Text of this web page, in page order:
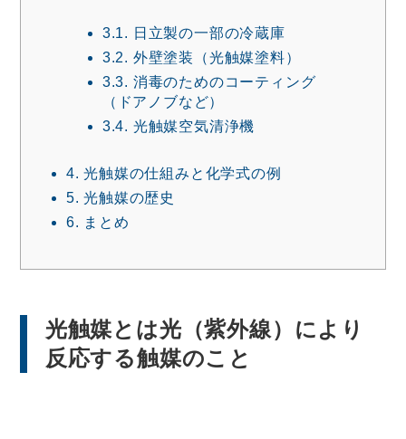
3.1. 日立製の一部の冷蔵庫
3.2. 外壁塗装（光触媒塗料）
3.3. 消毒のためのコーティング
（ドアノブなど）
3.4. 光触媒空気清浄機
4. 光触媒の仕組みと化学式の例
5. 光触媒の歴史
6. まとめ
光触媒とは光（紫外線）により
反応する触媒のこと